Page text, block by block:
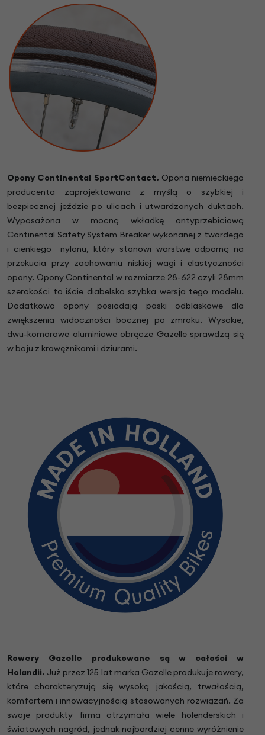
Opony Continental SportContact. Opona niemieckiego
producenta zaprojektowana z myślą o szybkiej i
bezpiecznej jeździe po ulicach i utwardzonych duktach.
Wyposażona w mocną wkładkę antyprzebiciową
Continental Safety System Breaker wykonanej z twardego
i cienkiego nylonu, który stanowi warstwę odporną na
przekucia przy zachowaniu niskiej wagi i elastyczności
opony. Opony Continental w rozmiarze 28-622 czyli 28mm
szerokości to iście diabelsko szybka wersja tego modelu.
Dodatkowo opony posiadają paski odblaskowe dla
zwiększenia widoczności bocznej po zmroku. Wysokie,
dwu-komorowe aluminiowe obręcze Gazelle sprawdzą się
w boju z krawężnikami i dziurami.
Rowery Gazelle produkowane są w całości w
Holandii. Już przez 125 lat marka Gazelle produkuje rowery,
które charakteryzują się wysoką jakością, trwałością,
komfortem i innowacyjnością stosowanych rozwiązań. Za
swoje produkty firma otrzymała wiele holenderskich i
światowych nagród, jednak najbardziej cenne wyróżnienie